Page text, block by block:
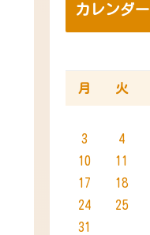
カレンダー
月 火
3
4
10
11
17
18
24
25
31